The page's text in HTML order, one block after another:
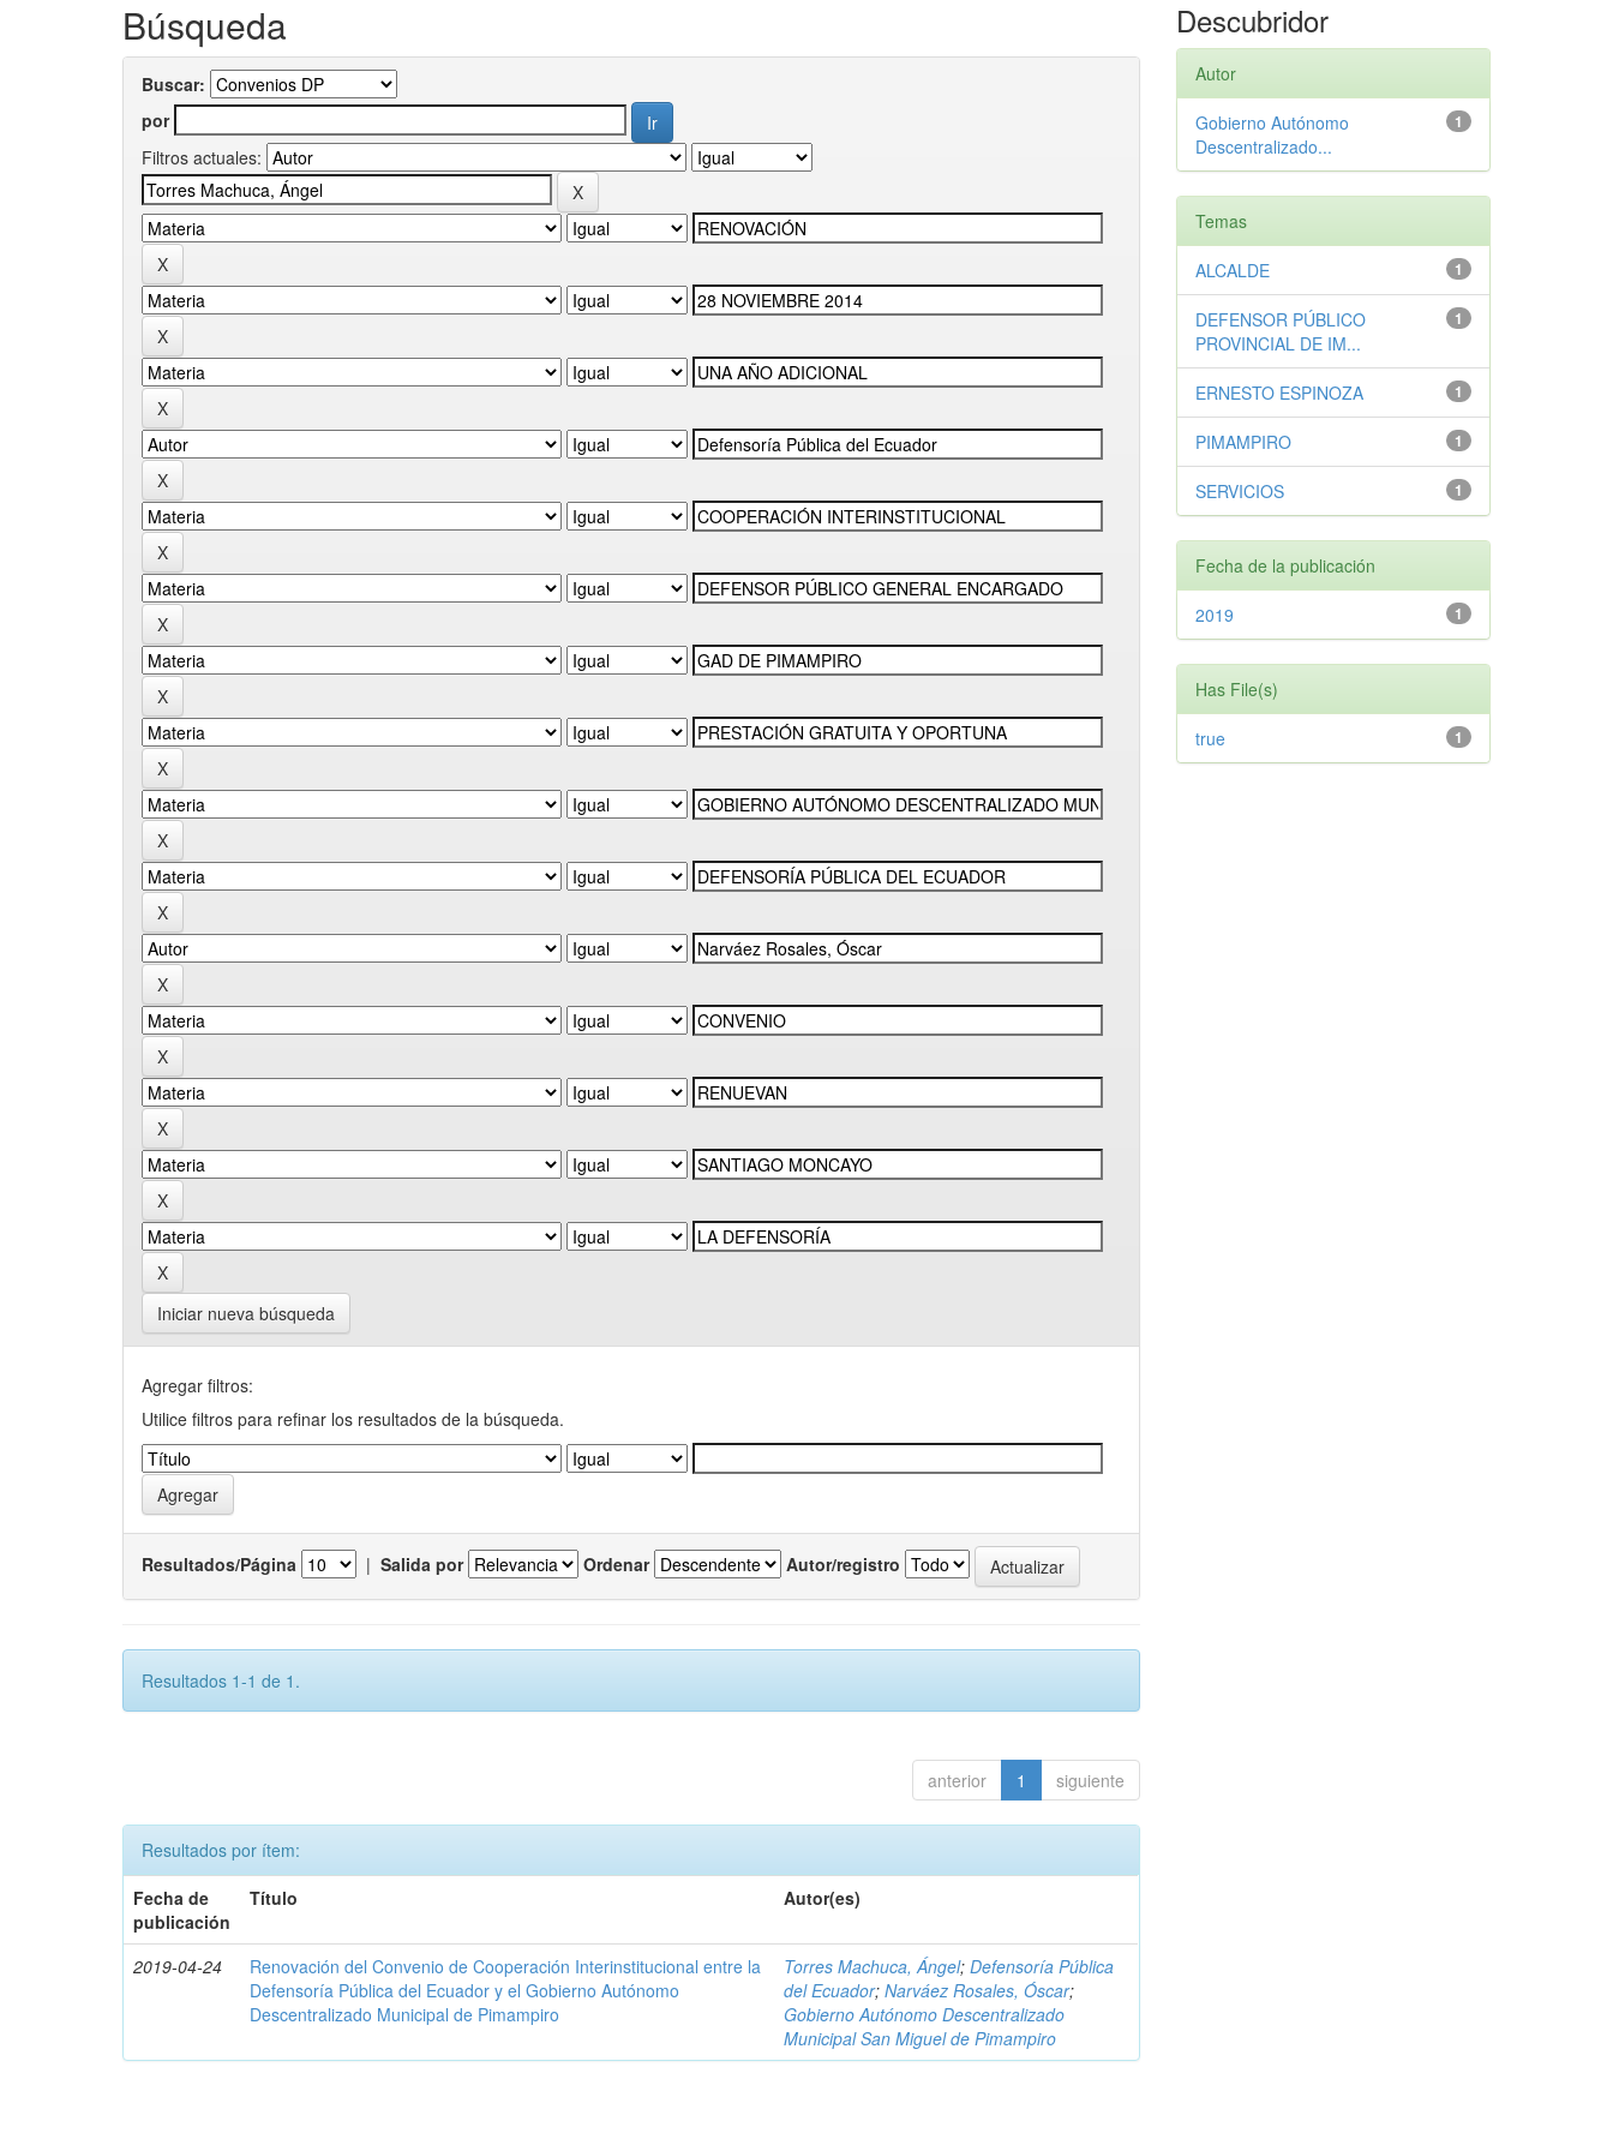
Búsqueda
Buscar:
por
Filtros actuales:
Iniciar nueva búsqueda
Agregar filtros:
Utilice filtros para refinar los resultados de la búsqueda.
Resultados/Página | Salida por Ordenar Autor/registro
Resultados 1-1 de 1.
anterior 1 siguiente
Resultados por ítem:
Fecha de
publicación
Título Autor(es)
2019-04-24
Renovación del Convenio de Cooperación Interinstitucional entre la
Defensoría Pública del Ecuador y el Gobierno Autónomo
Descentralizado Municipal de Pimampiro
Torres Machuca, Ángel;Defensoría Pública
del Ecuador;Narváez Rosales, Óscar;
Gobierno Autónomo Descentralizado
Municipal San Miguel de Pimampiro
Descubridor
Autor
1
Gobierno Autónomo
Descentralizado...
Temas
1
ALCALDE
1
DEFENSOR PÚBLICO
PROVINCIAL DE IM...
1
ERNESTO ESPINOZA
1
PIMAMPIRO
1
SERVICIOS
Fecha de la publicación
1
2019
Has File(s)
1
true